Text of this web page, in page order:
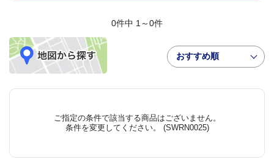
0件中 1～0件
おすすめ順
ご指定の条件で該当する商品はございません。
条件を変更してください。 (SWRN0025)